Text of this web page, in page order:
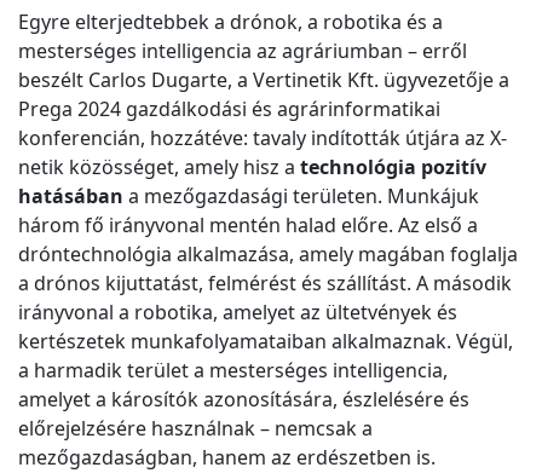
Egyre elterjedtebbek a drónok, a robotika és a
mesterséges intelligencia az agráriumban – erről
beszélt Carlos Dugarte, a Vertinetik Kft. ügyvezetője a
Prega 2024 gazdálkodási és agrárinformatikai
konferencián, hozzátéve: tavaly indították útjára az X-
netik közösséget, amely hisz a technológia pozitív
hatásában a mezőgazdasági területen. Munkájuk
három fő irányvonal mentén halad előre. Az első a
dróntechnológia alkalmazása, amely magában foglalja
a drónos kijuttatást, felmérést és szállítást. A második
irányvonal a robotika, amelyet az ültetvények és
kertészetek munkafolyamataiban alkalmaznak. Végül,
a harmadik terület a mesterséges intelligencia,
amelyet a károsítók azonosítására, észlelésére és
előrejelzésére használnak – nemcsak a
mezőgazdaságban, hanem az erdészetben is.